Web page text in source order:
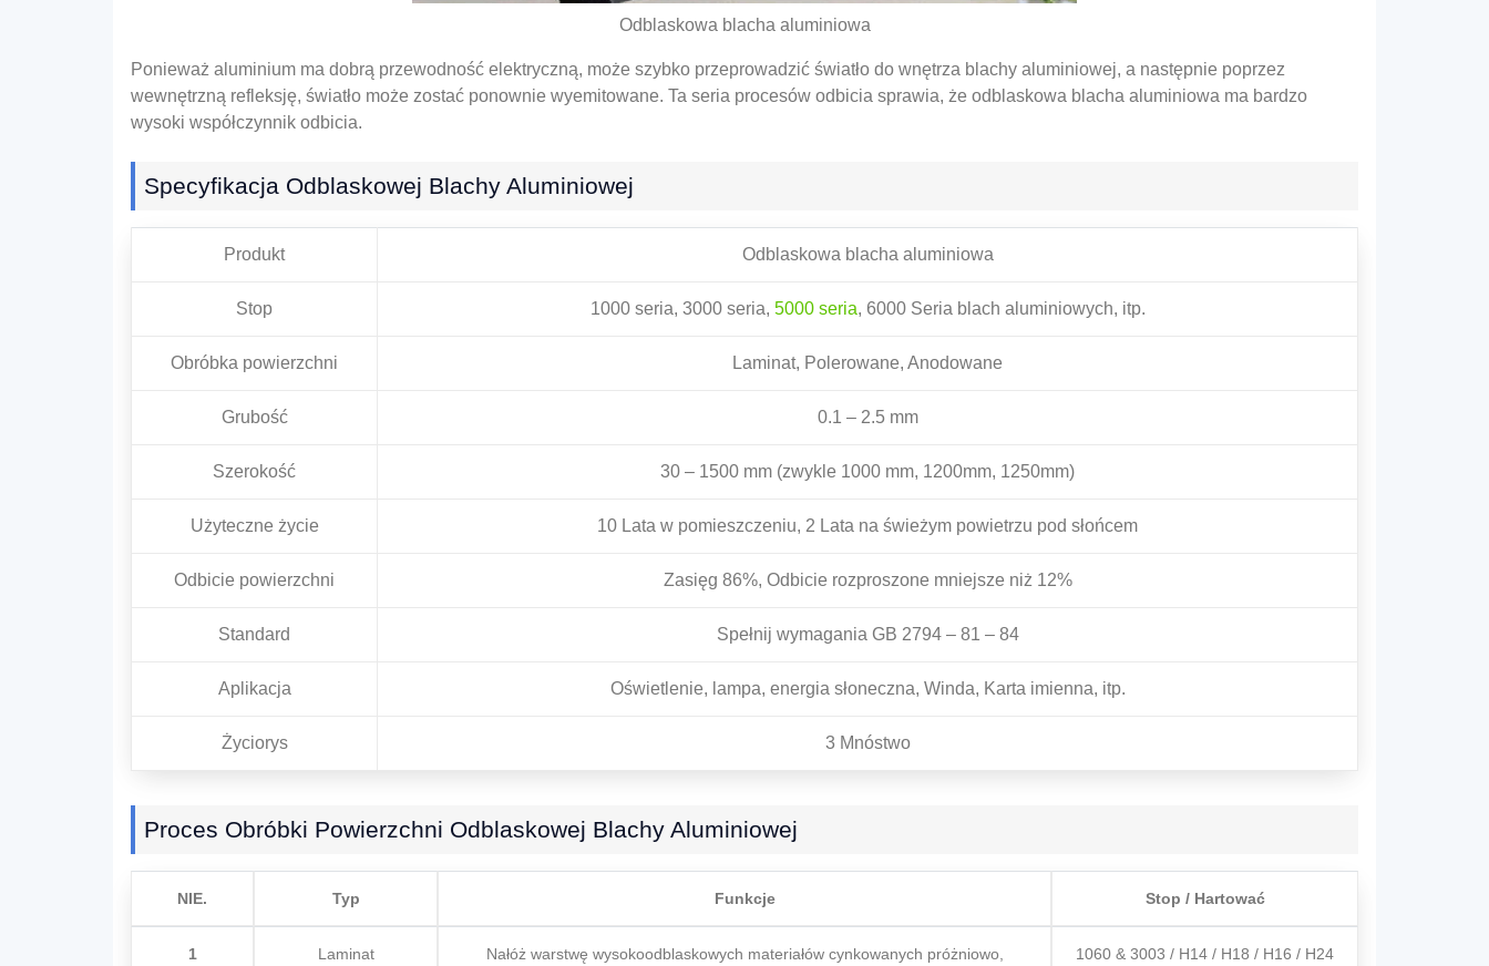
Odblaskowa blacha aluminiowa
Ponieważ aluminium ma dobrą przewodność elektryczną, może szybko przeprowadzić światło do wnętrza blachy aluminiowej, a następnie poprzez
wewnętrzną refleksję, światło może zostać ponownie wyemitowane. Ta seria procesów odbicia sprawia, że ​​odblaskowa blacha aluminiowa ma bardzo
wysoki współczynnik odbicia.
Specyfikacja Odblaskowej Blachy Aluminiowej
Produkt Odblaskowa blacha aluminiowa
Stop 1000 seria, 3000 seria, 5000 seria, 6000 Seria blach aluminiowych, itp.
Obróbka powierzchni Laminat, Polerowane, Anodowane
Grubość 0.1 – 2.5 mm
Szerokość 30 – 1500 mm (zwykle 1000 mm, 1200mm, 1250mm)
Użyteczne życie 10 Lata w pomieszczeniu, 2 Lata na świeżym powietrzu pod słońcem
Odbicie powierzchni Zasięg 86%, Odbicie rozproszone mniejsze niż 12%
Standard Spełnij wymagania GB 2794 – 81 – 84
Aplikacja Oświetlenie, lampa, energia słoneczna, Winda, Karta imienna, itp.
Życiorys 3 Mnóstwo
Proces Obróbki Powierzchni Odblaskowej Blachy Aluminiowej
NIE. Typ Funkcje Stop / Hartować
1 Laminat
Nałóż warstwę wysokoodblaskowych materiałów cynkowanych próżniowo,
1060 & 3003 / H14 / H18 / H16 / H24